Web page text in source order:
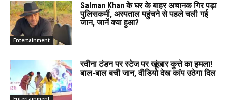
Entertainment
Salman Khan के घर के बाहर अचानक गिर पड़ा
पुलिसकर्मी, अस्पताल पहुंचने से पहले चली गई
जान, जानें क्या हुआ?
रवीना टंडन पर स्टेज पर खूंखार कुत्ते का हमला!
बाल-बाल बची जान, वीडियो देख कांप उठेगा दिल